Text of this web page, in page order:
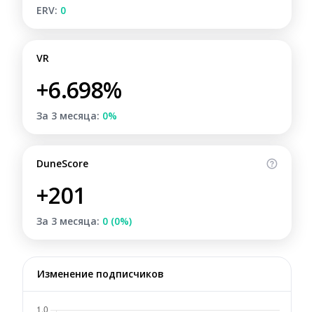
ERV: 0
VR
+6.698%
За 3 месяца: 0%
DuneScore
+201
За 3 месяца: 0 (0%)
Изменение подписчиков